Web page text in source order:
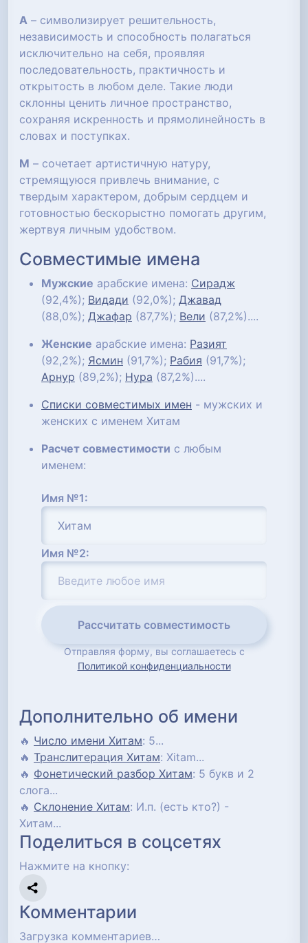
А – символизирует решительность,
независимость и способность полагаться
исключительно на себя, проявляя
последовательность, практичность и
открытость в любом деле. Такие люди
склонны ценить личное пространство,
сохраняя искренность и прямолинейность в
словах и поступках.
М – сочетает артистичную натуру,
стремящуюся привлечь внимание, с
твердым характером, добрым сердцем и
готовностью бескорыстно помогать другим,
жертвуя личным удобством.
Совместимые имена
Мужские арабские имена: Сирадж
(92,4%); Видади (92,0%); Джавад
(88,0%); Джафар (87,7%); Вели (87,2%)....
Женские арабские имена: Разият
(92,2%); Ясмин (91,7%); Рабия (91,7%);
Арнур (89,2%); Нура (87,2%)....
Списки совместимых имен - мужских и
женских с именем Хитам
Расчет совместимости с любым
именем:
Имя №1:
Имя №2:
Рассчитать совместимость
Отправляя форму, вы соглашаетесь с
Политикой конфиденциальности
Дополнительно об имени
🔥 Число имени Хитам: 5...
🔥 Транслитерация Хитам: Xitam...
🔥 Фонетический разбор Хитам: 5 букв и 2
слога...
🔥 Склонение Хитам: И.п. (есть кто?) -
Хитам...
Поделиться в соцсетях
Нажмите на кнопку:
Комментарии
Загрузка комментариев…